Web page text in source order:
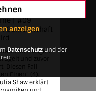
anzeigen
Datenschutz und der
| #09
Gemeinschaft
wird wegen
und zuvor
Diesen Fall
Einen" (4).
Shaw erklärt